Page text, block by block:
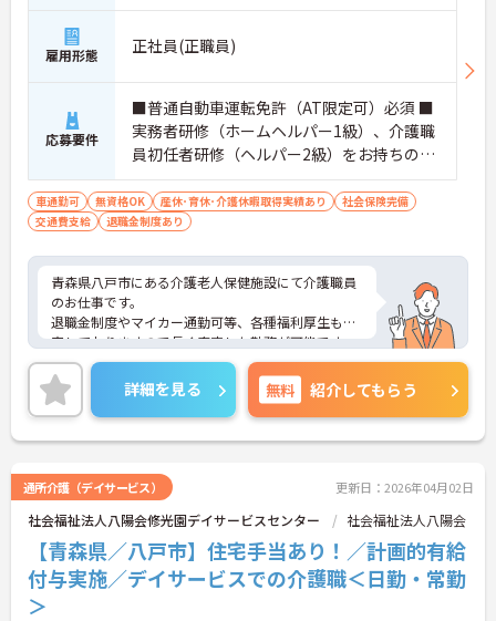
雇用形態 正社員(正職員)
応募要件
■普通自動車運転免許（AT限定可）必須 ■
実務者研修（ホームヘルパー1級）、介護職
員初任者研修（ヘルパー2級）をお持ちの方
歓迎 ■経験不問
車通勤可 無資格OK 産休･育休･介護休暇取得実績あり
社会保険完備
交通費支給
退職金制度あり
青森県八戸市にある介護老人保健施設にて介護職員
のお仕事です。
退職金制度やマイカー通勤可等、各種福利厚生も充
実しておりますので長く安定した勤務が可能です。
ご興味ある方には、面接対策ポイントなど、さらに
詳細をお話しいたしますのでお気軽にご相談くださ
い。
詳細を見る 無料 紹介してもらう
通所介護（デイサービス） 更新日：2026年04月02日
社会福祉法人八陽会修光園デイサービスセンター 社会福祉法人八陽会
【青森県／八戸市】住宅手当あり！／計画的有給
付与実施／デイサービスでの介護職＜日勤・常勤
＞